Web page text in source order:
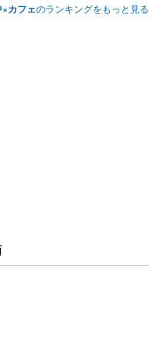
×カフェのランキングをもっと見る